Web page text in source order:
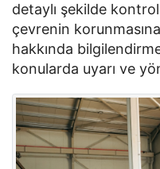
detaylı şekilde
çevrenin
hakkında
konularda uyarı ve